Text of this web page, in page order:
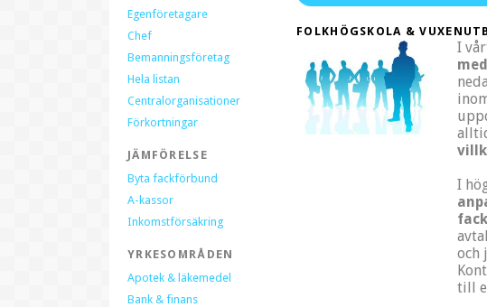
Egenföretagare
Chef
Bemanningsföretag
Hela listan
Centralorganisationer
Förkortningar
JÄMFÖRELSE
Byta fackförbund
A-kassor
Inkomstförsäkring
YRKESOMRÅDEN
Apotek & läkemedel
Bank & finans
FOLKHÖGSKOLA &
I
I
och
till